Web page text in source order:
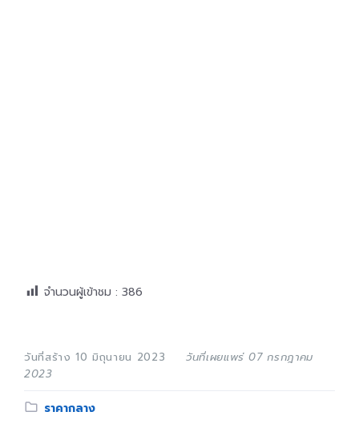
จำนวนผู้เข้าชม : 386
วันที่สร้าง 10 มิถุนายน 2023
วันที่เผยแพร่ 07 กรกฎาคม
2023
Category:
ราคากลาง